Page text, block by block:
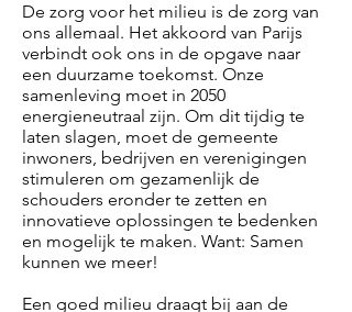
De zorg voor het milieu is de zorg van
ons allemaal. Het akkoord van Parijs
verbindt ook ons in de opgave naar
een duurzame toekomst. Onze
samenleving moet in 2050
energieneutraal zijn. Om dit tijdig te
laten slagen, moet de gemeente
inwoners, bedrijven en verenigingen
stimuleren om gezamenlijk de
schouders eronder te zetten en
innovatieve oplossingen te bedenken
en mogelijk te maken. Want: Samen
kunnen we meer!
Een goed milieu draagt bij aan de